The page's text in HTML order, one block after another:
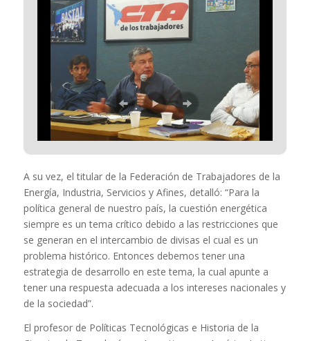
A su vez, el titular de la Federación de Trabajadores de la
Energía, Industria, Servicios y Afines, detalló: “Para la
política general de nuestro país, la cuestión energética
siempre es un tema crítico debido a las restricciones que
se generan en el intercambio de divisas el cual es un
problema histórico. Entonces debemos tener una
estrategia de desarrollo en este tema, la cual apunte a
tener una respuesta adecuada a los intereses nacionales y
de la sociedad”.
El profesor de Políticas Tecnológicas e Historia de la